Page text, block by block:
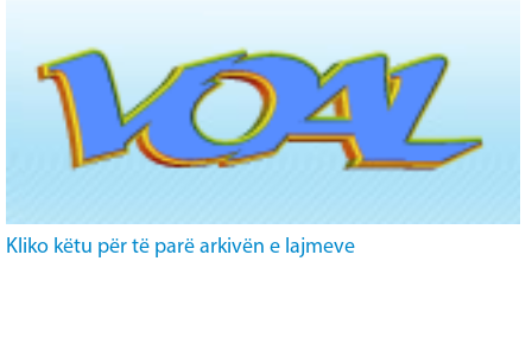
Kliko këtu për të parë arkivën e lajmeve